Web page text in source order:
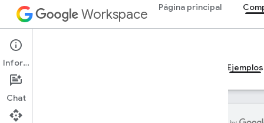
Workspace Página principal
Add-ons
Descripción general Ejemplos
Información
Chat